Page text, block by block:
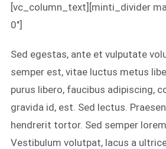
[vc_column_text][minti_divider
0″]
Sed egestas, ante et vulputate
semper est, vitae luctus metus
purus libero, faucibus adipiscing,
gravida id, est. Sed lectus.
hendrerit tortor. Sed semper
Vestibulum volutpat, lacus a